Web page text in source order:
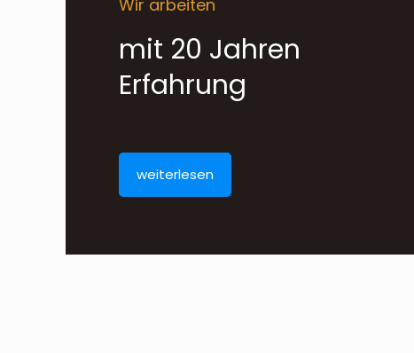
Wir arbeiten
mit 20 Jahren
Erfahrung
weiterlesen